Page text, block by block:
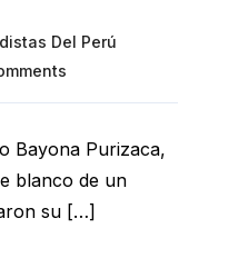
Del Perú
Bayona Purizaca,
blanco de un
su […]